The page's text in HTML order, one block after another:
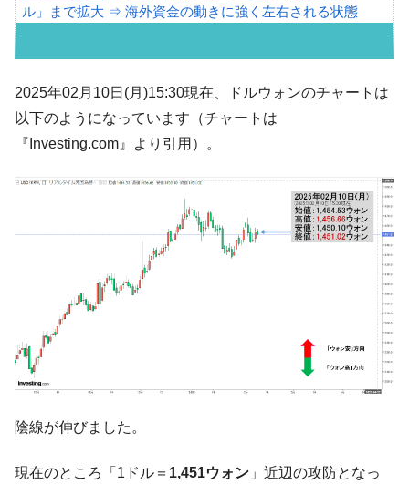
ル」まで拡大 ⇒ 海外資金の動きに強く左右される状態
い「50.5％」に上昇
『Money1』
韓国大統領府ボンクラ政策室長が告発され
た ⇒ 国家が行った恐るべき株価操作であり、空前の国政壟
動」
中国だけが鉄鋼輸出を異常増加させる ⇒ 中
国の過剰生産が世界を蝕む。
韓国製造業「半導体絶好調」のウラで他業
種は全般的「不調」⇒ PSIが示す現況は決して良くない。
『Money1』
ン』1人当たり賠償10万ウォンを認定 ⇒ 総額3兆7,000億
『Money1』 韓国で猛暑。南東部では干ばつ
『Money1』
韓国型イージス搭載の次世代駆逐艦
に韓国がいっちょがみしたのでは。
2025年02月10日(月)15:30現在、ドルウォンのチャートは
以下のようになっています（チャートは
『Investing.com』より引用）。
陰線が伸びました。
現在のところ「1ドル＝ 1,451ウォン 」近辺の攻防となっ